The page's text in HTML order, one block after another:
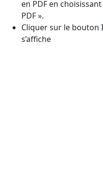
en PDF en
PDF ».
Cliquer sur le
s’affiche